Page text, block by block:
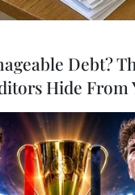
Nam sẽ luôn nhớ
Kobelev như một
và trung
một trong
Nam học đầu tiên
Debt?
Hide From